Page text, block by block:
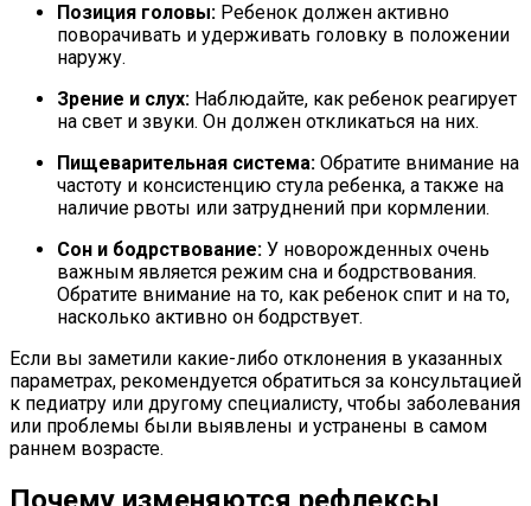
Позиция головы: Ребенок должен активно
поворачивать и удерживать головку в положении
наружу.
Зрение и слух: Наблюдайте, как ребенок реагирует
на свет и звуки. Он должен откликаться на них.
Пищеварительная система: Обратите внимание на
частоту и консистенцию стула ребенка, а также на
наличие рвоты или затруднений при кормлении.
Сон и бодрствование: У новорожденных очень
важным является режим сна и бодрствования.
Обратите внимание на то, как ребенок спит и на то,
насколько активно он бодрствует.
Если вы заметили какие-либо отклонения в указанных
параметрах, рекомендуется обратиться за консультацией
к педиатру или другому специалисту, чтобы заболевания
или проблемы были выявлены и устранены в самом
раннем возрасте.